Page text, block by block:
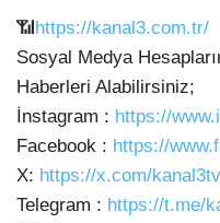
📶https://kanal3.com.tr/
Sosyal Medya
Haberleri Alabilirsiniz;
İnstagram : https://
Facebook : https://
X: https://x.com/kanal3tv
Telegram : https://t.me/